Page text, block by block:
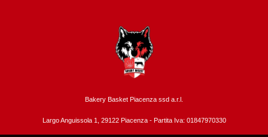
Bakery Basket Piacenza ssd a.r.l.
Largo Anguissola 1, 29122 Piacenza - Partita Iva: 01847970330